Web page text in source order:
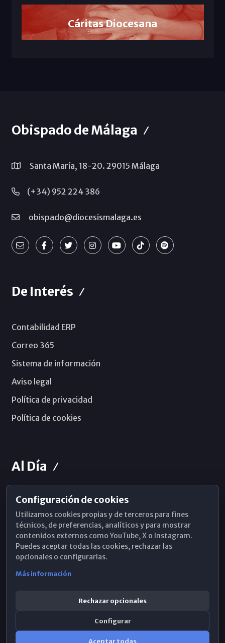
Cáritas Diocesana
Obispado de Málaga
Santa María, 18-20. 29015 Málaga
(+34) 952 224 386
obispado@diocesismalaga.es
De Interés
Contabilidad ERP
Correo 365
Sistema de información
Aviso legal
Política de privacidad
Política de cookies
Al Día
Horarios de Misa
Hemeroteca
WhatsApp
Configuración de cookies
Utilizamos cookies propias y de terceros para fines
técnicos, de preferencias, analíticos y para mostrar
contenidos externos como YouTube, X o Instagram.
Puedes aceptar todas las cookies, rechazar las
opcionales o configurarlas.
Más información
Rechazar opcionales
Configurar
Aceptar todas